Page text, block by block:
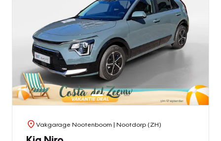
Vakgarage Nootenboom | Nootdorp (ZH)